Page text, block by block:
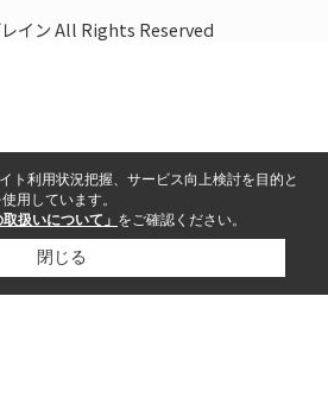
イン All Rights Reserved
ト利用状況把握、サービス向上検討を目的と
用しています。
取扱いについて」 をご確認ください。
閉じる